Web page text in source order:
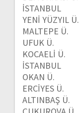
İSTANBUL
YENİ YÜZYIL Ü.
MALTEPE Ü.
UFUK Ü.
KOCAELİ Ü.
İSTANBUL
OKAN Ü.
ERCİYES Ü.
ALTINBAŞ Ü.